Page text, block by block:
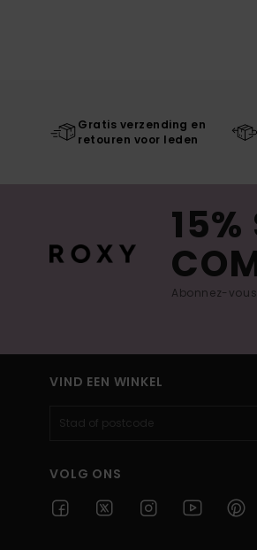
Gratis verzending en
retouren voor leden
15%
Abonnez-
VIND EEN WINKEL
VOLG ONS